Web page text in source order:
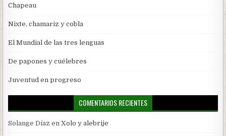
Chapeau
Nixte, chamariz y cobla
El Mundial de las tres lenguas
De papones y cuélebres
Juventud en progreso
COMENTARIOS RECIENTES
Solange Díaz enXolo y alebrije